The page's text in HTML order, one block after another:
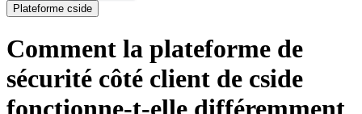
Plateforme cside
Comment la plateforme de
sécurité côté client de cside